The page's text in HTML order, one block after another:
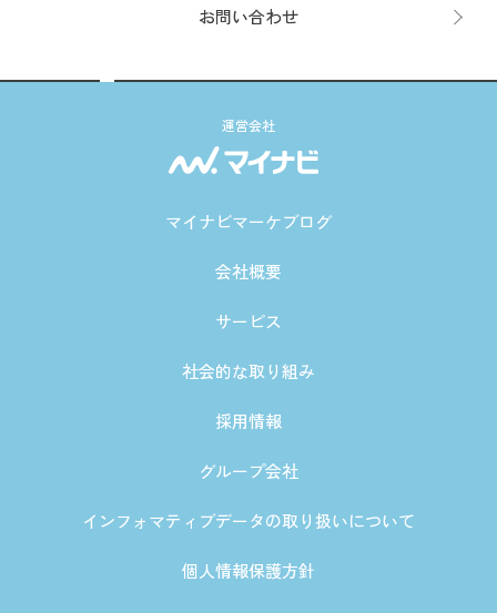
お問い合わせ
運営会社
マイナビマーケブログ
会社概要
サービス
社会的な取り組み
採用情報
グループ会社
インフォマティブデータの取り扱いについて
個人情報保護方針